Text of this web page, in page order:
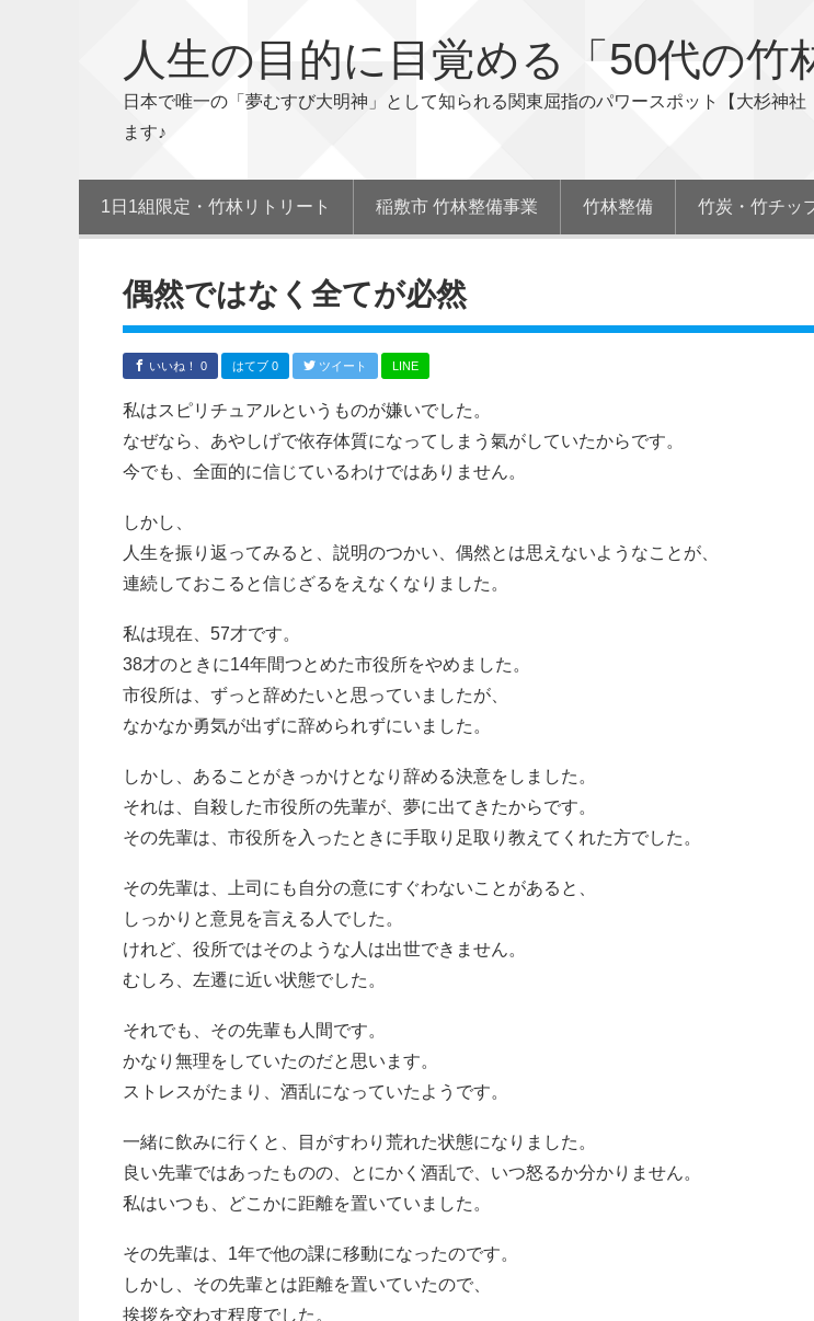
人生の目的に目覚める「50代の竹
日本で唯一の「夢むすび大明神」として知られる関東屈指のパワースポット【大杉神
ます♪
1日1組限定・竹林リトリート 稲敷市 竹林整備事業 竹林整備 竹炭・竹チッ
偶然ではなく全てが必然
いいね！ 0 はてブ 0 ツイート LINE
私はスピリチュアルというものが嫌いでした。
なぜなら、あやしげで依存体質になってしまう氣がしていたからです。
今でも、全面的に信じているわけではありません。
しかし、
人生を振り返ってみると、説明のつかい、偶然とは思えないようなことが、
連続しておこると信じざるをえなくなりました。
私は現在、57才です。
38才のときに14年間つとめた市役所をやめました。
市役所は、ずっと辞めたいと思っていましたが、
なかなか勇気が出ずに辞められずにいました。
しかし、あることがきっかけとなり辞める決意をしました。
それは、自殺した市役所の先輩が、夢に出てきたからです。
その先輩は、市役所を入ったときに手取り足取り教えてくれた方でした。
その先輩は、上司にも自分の意にすぐわないことがあると、
しっかりと意見を言える人でした。
けれど、役所ではそのような人は出世できません。
むしろ、左遷に近い状態でした。
それでも、その先輩も人間です。
かなり無理をしていたのだと思います。
ストレスがたまり、酒乱になっていたようです。
一緒に飲みに行くと、目がすわり荒れた状態になりました。
良い先輩ではあったものの、とにかく酒乱で、いつ怒るか分かりません。
私はいつも、どこかに距離を置いていました。
その先輩は、1年で他の課に移動になったのです。
しかし、その先輩とは距離を置いていたので、
挨拶を交わす程度でした。